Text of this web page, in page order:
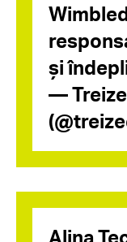
și
—
Alina